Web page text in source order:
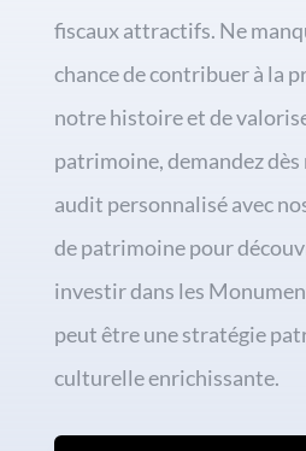
fiscaux attractifs. Ne
chance de contribuer à la
notre histoire et de
patrimoine, demandez
audit personnalisé avec
de patrimoine pour
investir dans les
peut être une stratégie
culturelle enrichissante.